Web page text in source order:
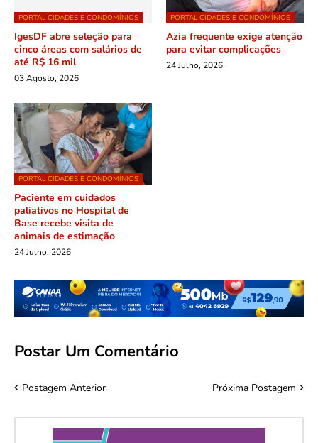
PORTAL CIDADES E CONDOMÍNIOS
IgesDF abre seleção para
cinco áreas com salários de
até R$ 16 mil
03 Agosto, 2026
PORTAL CIDADES E CONDOMÍNIOS
Azia frequente exige atenção
para evitar complicações
24 Julho, 2026
PORTAL CIDADES E CONDOMÍNIOS
Paciente em cuidados
paliativos no Hospital de
Base recebe visita de
animais de estimação
24 Julho, 2026
Postar Um Comentário
Postagem Anterior Próxima Postagem